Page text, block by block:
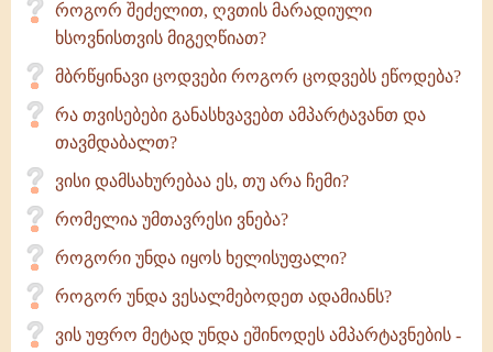
როგორ შეძელით, ღვთის მარადიული
ხსოვნისთვის მიგეღწიათ?
მბრწყინავი ცოდვები როგორ ცოდვებს ეწოდება?
რა თვისებები განასხვავებთ ამპარტავანთ და
თავმდაბალთ?
ვისი დამსახურებაა ეს, თუ არა ჩემი?
რომელია უმთავრესი ვნება?
როგორი უნდა იყოს ხელისუფალი?
როგორ უნდა ვესალმებოდეთ ადამიანს?
ვის უფრო მეტად უნდა ეშინოდეს ამპარტავნების -